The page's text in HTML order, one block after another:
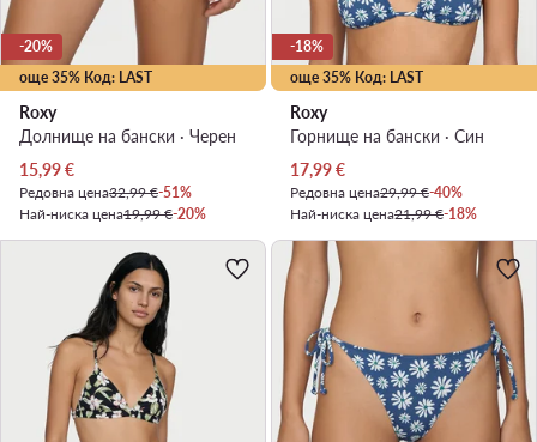
още 35% Код: LAST
-20%
Roxy
Долнище на бански · Черен
Актуална цена
15,99€
Редовна цена32,99 €-51%
Най-ниска цена19,99 €-20%
още 35% Код: LAST
-18%
Roxy
Горнище на бански · Син
Актуална цена
17,99€
Редовна цена29,99 €-40%
Най-ниска цена21,99 €-18%